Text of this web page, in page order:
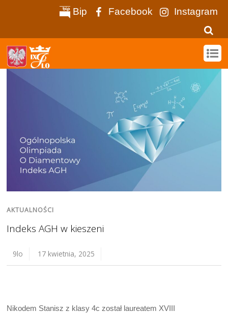
Bip Facebook Instagram
AKTUALNOŚCI
Indeks AGH w kieszeni
9lo 17 kwietnia, 2025
Nikodem Stanisz z klasy 4c został laureatem XVIII